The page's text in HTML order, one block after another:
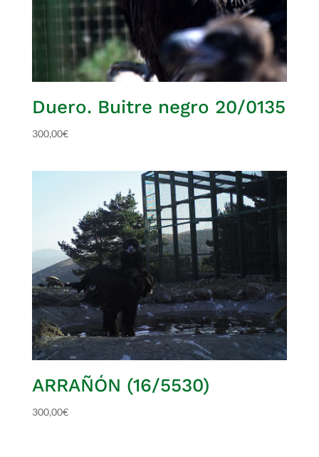
Duero. Buitre negro 20/0135
300,00€
ARRAÑÓN (16/5530)
300,00€